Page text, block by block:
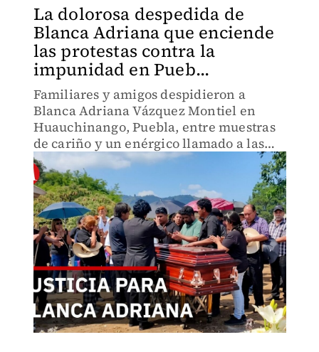
La dolorosa despedida de
Blanca Adriana que enciende
las protestas contra la
impunidad en Pueb...
Familiares y amigos despidieron a
Blanca Adriana Vázquez Montiel en
Huauchinango, Puebla, entre muestras
de cariño y un enérgico llamado a las
autoridades para que el caso no quede
impune.